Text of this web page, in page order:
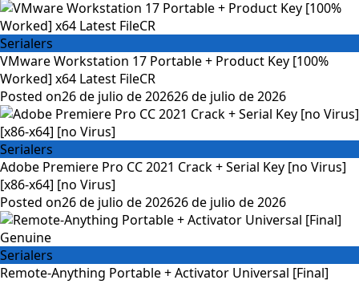
Serialers
VMware Workstation 17 Portable + Product Key [100%
Worked] x64 Latest FileCR
Posted on26 de julio de 202626 de julio de 2026
Serialers
Adobe Premiere Pro CC 2021 Crack + Serial Key [no Virus]
[x86-x64] [no Virus]
Posted on26 de julio de 202626 de julio de 2026
Serialers
Remote-Anything Portable + Activator Universal [Final]